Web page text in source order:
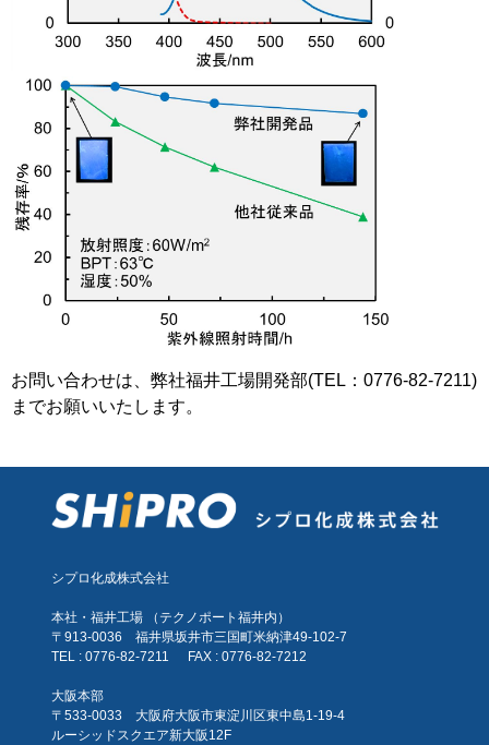
お問い合わせは、弊社福井工場開発部(TEL：0776-82-7211)
までお願いいたします。
シプロ化成株式会社
本社・福井工場 （テクノポート福井内）
〒913-0036 福井県坂井市三国町米納津49-102-7
TEL : 0776-82-7211
FAX : 0776-82-7212
大阪本部
〒533-0033 大阪府大阪市東淀川区東中島1-19-4
ルーシッドスクエア新大阪12F